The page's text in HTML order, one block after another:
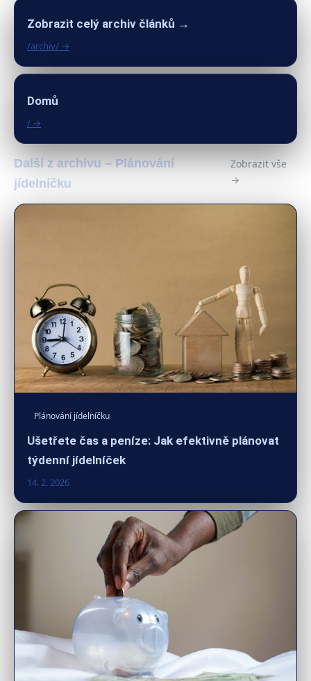
Zobrazit celý archiv článků →
/archiv/ →
Domů
/ →
Další z archivu – Plánování
jídelníčku
Zobrazit vše
→
Plánování jídelníčku
Ušetřete čas a peníze: Jak efektivně plánovat
týdenní jídelníček
14. 2. 2026